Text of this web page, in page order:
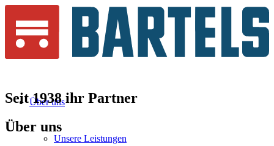
Über uns
Unsere Leistungen
Seit 1938 ihr Partner
Über uns